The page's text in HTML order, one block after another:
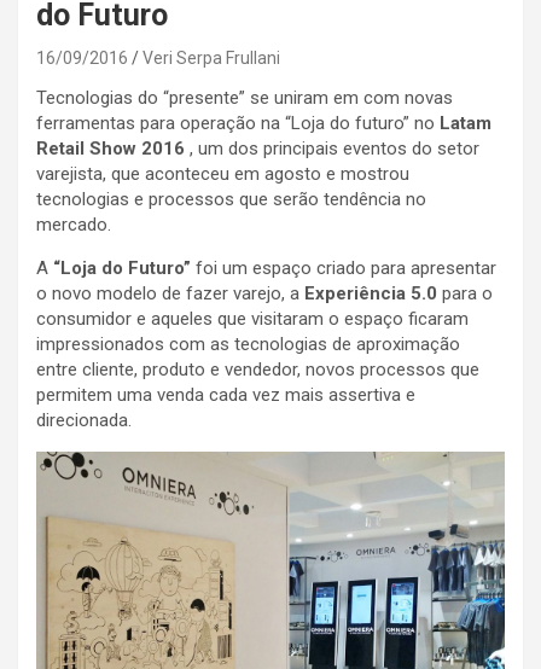
do Futuro
16/09/2016 Veri Serpa Frullani
Tecnologias do “presente” se uniram em com novas
ferramentas para operação na “Loja do futuro” no Latam
Retail Show 2016 , um dos principais eventos do setor
varejista, que aconteceu em agosto e mostrou
tecnologias e processos que serão tendência no
mercado.
A “Loja do Futuro” foi um espaço criado para apresentar
o novo modelo de fazer varejo, a Experiência 5.0 para o
consumidor e aqueles que visitaram o espaço ficaram
impressionados com as tecnologias de aproximação
entre cliente, produto e vendedor, novos processos que
permitem uma venda cada vez mais assertiva e
direcionada.